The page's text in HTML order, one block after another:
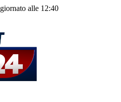
alle 12:40